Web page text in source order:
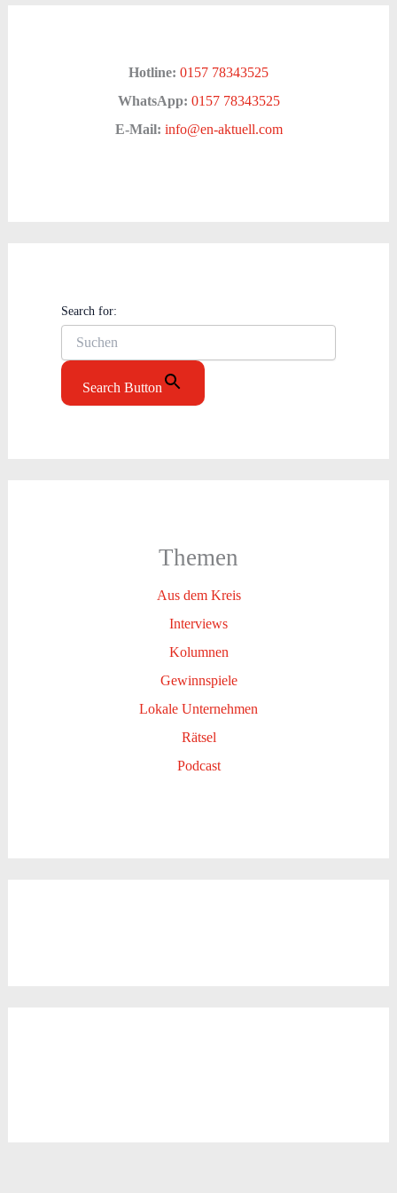
Hotline: 0157 78343525
WhatsApp: 0157 78343525
E-Mail: info@en-aktuell.com
Search for:
Search Button
Themen
Aus dem Kreis
Interviews
Kolumnen
Gewinnspiele
Lokale Unternehmen
Rätsel
Podcast